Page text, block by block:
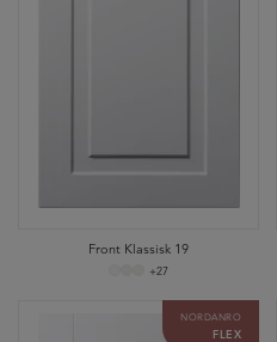
Front Klassisk 19
+27
NORDANRO
FLEX